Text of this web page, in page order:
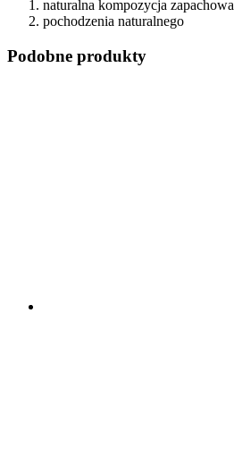
naturalna kompozycja zapachowa
pochodzenia naturalnego
Podobne produkty